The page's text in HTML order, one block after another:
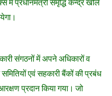
में प्रधानमंत्री समृद्धि केन्द्र खोले
संगठनों में अपने अधिकारों व
एवं सहकारी बैंकों की प्रबंध
प्रदान किया गया। जो